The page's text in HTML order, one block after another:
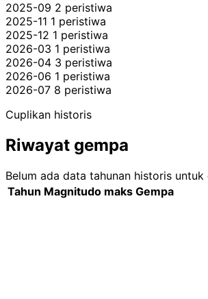
2025-09 2 peristiwa
2025-11 1 peristiwa
2025-12 1 peristiwa
2026-03 1 peristiwa
2026-04 3 peristiwa
2026-06 1 peristiwa
2026-07 8 peristiwa
Cuplikan historis
Riwayat gempa
Belum ada data tahunan historis
Tahun Magnitudo maks Gempa